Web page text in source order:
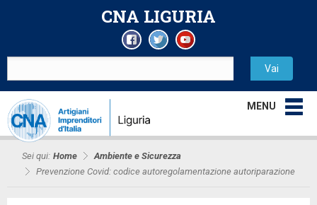
CNA LIGURIA
MENU
Sei qui: Home
Ambiente e Sicurezza
Prevenzione Covid: codice autoregolamentazione autoriparazione